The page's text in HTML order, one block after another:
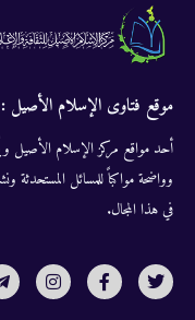
موقع فتاوى الإسلام الأصيل :
أحد مواقع مركز الإسلام الأصيل
وواضحة مواكباً للمسائل المستحدثة
في هذا المجال.